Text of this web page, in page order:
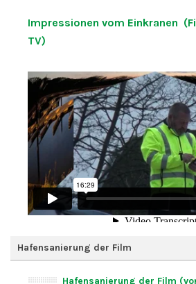
Impressionen vom Einkranen
TV)
Hafensanierung der Film
Hafensanierung der Film